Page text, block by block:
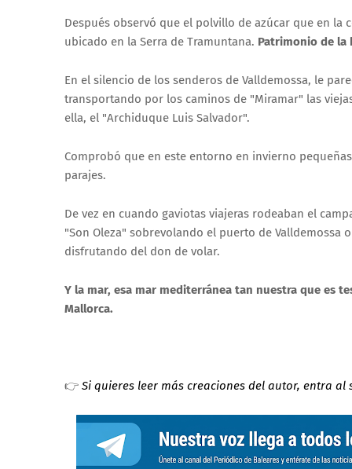
Después observó que el polvillo de azúcar que en
ubicado en la Serra de Tramuntana. Patrimonio de la
En el silencio de los senderos de Valldemossa, le
transportando por los caminos de "Miramar" las
ella, el "Archiduque Luis Salvador".
Comprobó que en este entorno en invierno
parajes.
De vez en cuando gaviotas viajeras rodeaban el
"Son Oleza" sobrevolando el puerto de Valldemossa
disfrutando del don de volar.
Y la mar, esa mar mediterránea tan nuestra que es
Mallorca.
👉 Si quieres leer más creaciones del autor, entra